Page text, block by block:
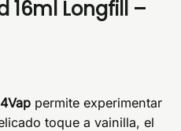
16ml Longfill –
permite experimentar
toque a vainilla, el